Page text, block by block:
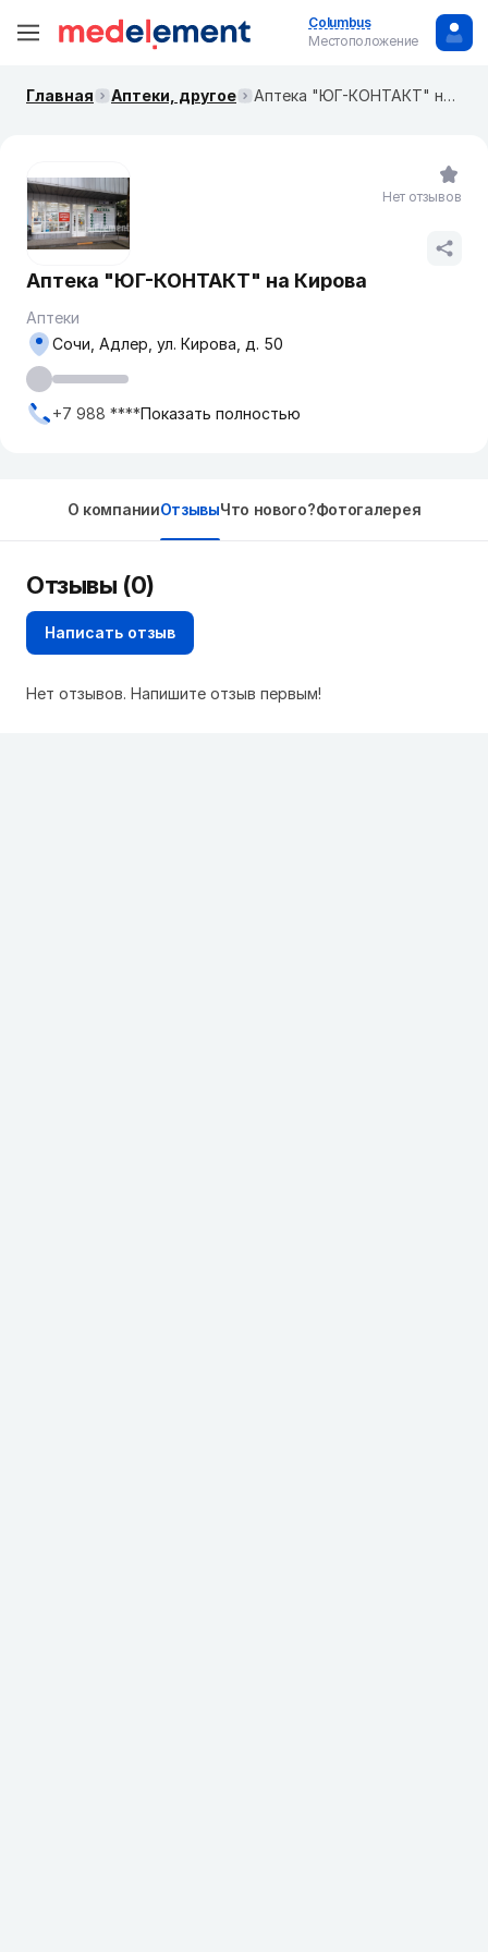
Columbus
Местоположение
Главная Аптеки, другое Аптека "ЮГ-КОНТАКТ" на Кирова
Аптека "ЮГ-КОНТАКТ" на Кирова
Аптеки
Сочи, Адлер, ул. Кирова, д. 50
+7 988 ****Показать полностью
Нет отзывов
О компанииОтзывыЧто нового?Фотогалерея
Отзывы (0)
Написать отзыв
Нет отзывов. Напишите отзыв первым!